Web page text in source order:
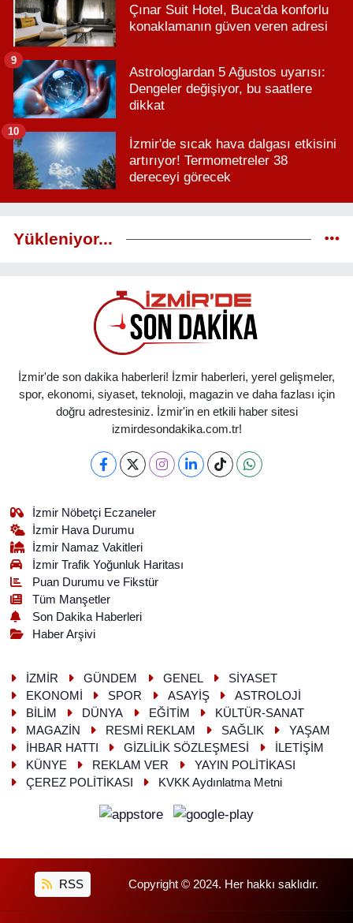
Çınar Suit Hotel, Buca'da konforlu
konaklamanın güven veren adresi
Astrologlardan 5 Ağustos uyarısı:
Dengeler değişiyor, bu saatlere
dikkat
9
İzmir'de sıcak hava dalgası etkisini
artırıyor! Termometreler 38
dereceyi görecek
10
Yükleniyor...
İzmir'de son dakika haberleri! İzmir haberleri, yerel gelişmeler,
spor, ekonomi, siyaset, teknoloji, magazin ve daha fazlası için
doğru adrestesiniz. İzmir'in en etkili haber sitesi
izmirdesondakika.com.tr!
İzmir Nöbetçi Eczaneler
İzmir Hava Durumu
İzmir Namaz Vakitleri
İzmir Trafik Yoğunluk Haritası
Puan Durumu ve Fikstür
Tüm Manşetler
Son Dakika Haberleri
Haber Arşivi
İZMİR GÜNDEM GENEL
SİYASET
EKONOMİ
SPOR ASAYİŞ
ASTROLOJİ
BİLİM
DÜNYA EĞİTİM
KÜLTÜR-SANAT
MAGAZİN
RESMİ REKLAM SAĞLIK
YAŞAM
İHBAR HATTI
GİZLİLİK SÖZLEŞMESİ
İLETİŞİM
KÜNYE
REKLAM VER
YAYIN POLİTİKASI
ÇEREZ POLİTİKASI
KVKK Aydınlatma Metni
RSS Copyright © 2024. Her hakkı saklıdır.